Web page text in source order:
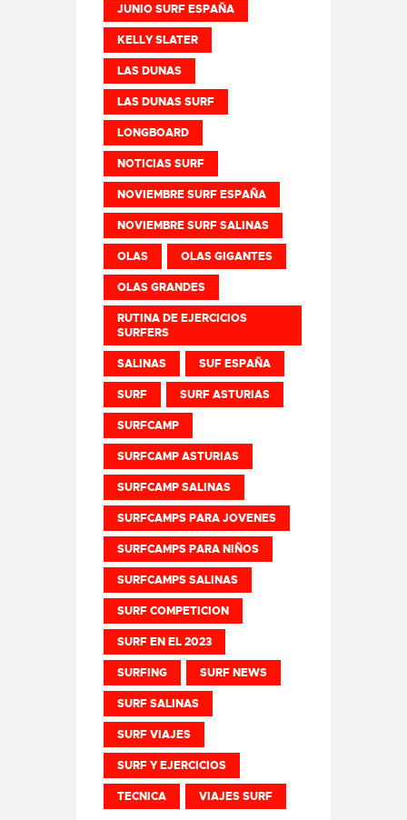
JUNIO SURF ESPAÑA
KELLY SLATER
LAS DUNAS
LAS DUNAS SURF
LONGBOARD
NOTICIAS SURF
NOVIEMBRE SURF ESPAÑA
NOVIEMBRE SURF SALINAS
OLAS OLAS GIGANTES
OLAS GRANDES
RUTINA DE EJERCICIOS
SURFERS
SALINAS SUF ESPAÑA
SURF SURF ASTURIAS
SURFCAMP
SURFCAMP ASTURIAS
SURFCAMP SALINAS
SURFCAMPS PARA JOVENES
SURFCAMPS PARA NIÑOS
SURFCAMPS SALINAS
SURF COMPETICION
SURF EN EL 2023
SURFING SURF NEWS
SURF SALINAS
SURF VIAJES
SURF Y EJERCICIOS
TECNICA VIAJES SURF